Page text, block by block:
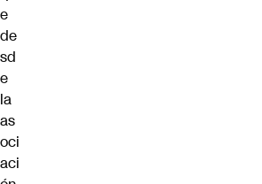
e
de
sd
e
la
as
oci
aci